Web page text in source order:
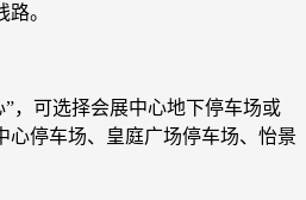
。
”，可选择会展中心地下停车场或
心停车场、皇庭广场停车场、怡景